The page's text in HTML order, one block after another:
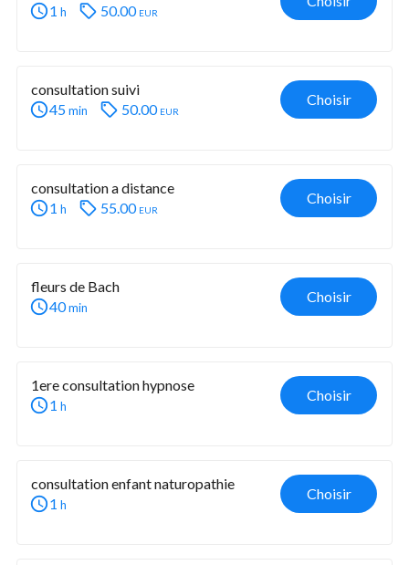
1 h 50.00 eur
Choisir
consultation suivi
45min 50.00 eur
Choisir
consultation a distance
1 h 55.00 eur
Choisir
fleurs de Bach
40min
Choisir
1ere consultation hypnose
1 h
Choisir
consultation enfant naturopathie
1 h